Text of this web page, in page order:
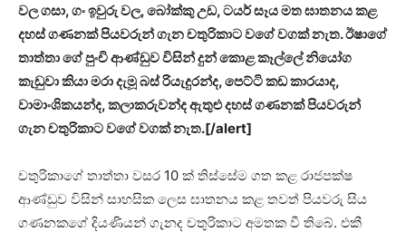
වල ගසා, ගං ඉවුරු වල, බෝක්කු උඩ, ටයර් සෑය මත ඝාතනය කළ
දහස් ගණනක් පියවරුන් ගැන චතුරිකාට වගේ වගක් නැත. ඊෂාගේ
තාත්තා ගේ පුංචි ආණ්ඩුව විසින් දුන් කොළ කෑල්ලේ නියෝග
කැඩුවා කියා මරා දැමූ බස් රියැදුරන්ද, පෙට්ටි කඩ කාරයාද,
වාමාංශිකයන්ද, කලාකරුවන්ද ඇතුළු දහස් ගණනක් පියවරුන්
ගැන චතුරිකාට වගේ වගක් නැත.[/alert]
චතුරිකාගේ තාත්තා වසර 10 ක් තිස්සේම ගත කළ රාජපක්ෂ
ආණ්ඩුව විසින් සාහසික ලෙස ඝාතනය කළ තවත් පියවරු සිය
ගණනකගේ දියණියන් ගැනද චතුරිකාට අමතක වී තිබේ. එකී